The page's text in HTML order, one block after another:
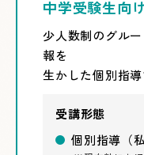
中学受験生向け
少人数制のグル
報を
生かした個別指
受講形態
個別指導（